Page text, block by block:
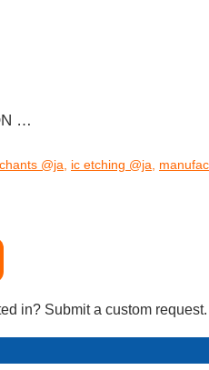
…
@ja, ic etching @ja,
in? Submit a custom request.